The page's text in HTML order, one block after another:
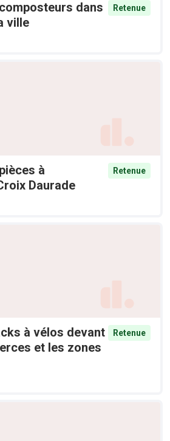
dans
ville
Retenue
à
Daurade
Retenue
à vélos devant
et les zones
Retenue